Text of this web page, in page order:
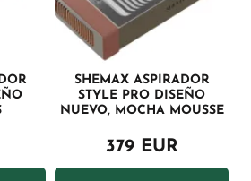
SHEMAX ASPIRADOR
STYLE PRO DISEÑO
NUEVO, MOCHA MOUSSE
379 EUR